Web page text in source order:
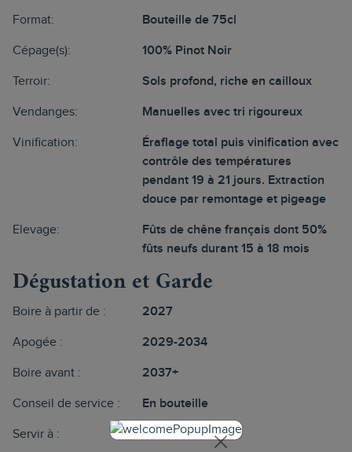
Format: Bouteille de 75cl
Cépage(s): 100% Pinot Noir
Terroir: Sols profond, riche en cailloux
Vendanges: Manuelles avec tri rigoureux
Vinification:
Éraflage total puis vinification avec
contrôle des températures
pendant 19 à 21 jours. Extraction
douce par remontage et pigeage
Elevage:
Fûts de chêne français dont 50%
fûts neufs durant 15 à 18 mois
Dégustation et Garde
Boire à partir de : 2027
Apogée : 2029-2034
Boire avant : 2037+
Conseil de service : En bouteille
Servir à : 16°